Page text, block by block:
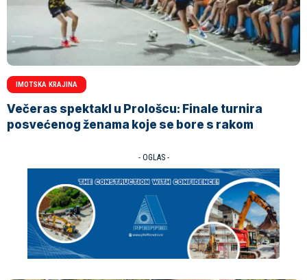
IMOTSKA KRAJINA
Večeras spektakl u Prološcu: Finale turnira
posvećenog ženama koje se bore s rakom
- OGLAS -